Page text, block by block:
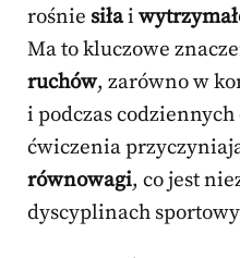
rośnie siłai
Ma to kluczowe
ruchów, zarówno w
i podczas codziennych
ćwiczenia
równowagi, co jest
dyscyplinach